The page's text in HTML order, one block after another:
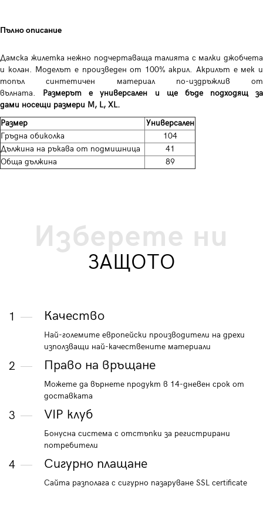
Пълно описание
Дамска жилетка нежно подчертаваща талията с малки джобчета
и колан. Моделът е произведен от 100% акрил. Акрилът е мек и
топъл синтетичен материал по-издръжлив от
вълната. Размерът е универсален и ще бъде подходящ за
дами носещи размери M, L, XL.
Размер
Универсален
Гръдна обиколка
104
Дължина на ръкава от подмишница
41
Обща дължина
89
Изберете ни
ЗАЩОТО
1 Качество
Най-големите европейски производители на дрехи
използващи най-качествените материали
2 Право на връщане
Можете да върнете продукт в 14-дневен срок от
доставката
3 VIP клуб
Бонусна система с отстъпки за регистрирани
потребители
4 Сигурно плащане
Сайта разполага с сигурно пазаруване SSL certificate